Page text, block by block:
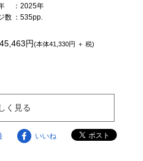
：2025年
数 ：535pp.
45,463円(本体41,330円 ＋ 税)
く見る
いいね